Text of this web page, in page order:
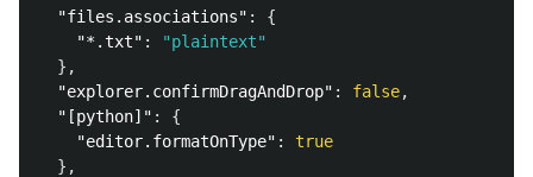
"files.associations" :
{
"*.txt" :
"plaintext"
},
"explorer.confirmDragAndDrop" : false,
"[python]" :
{
"editor.formatOnType" :
true
},